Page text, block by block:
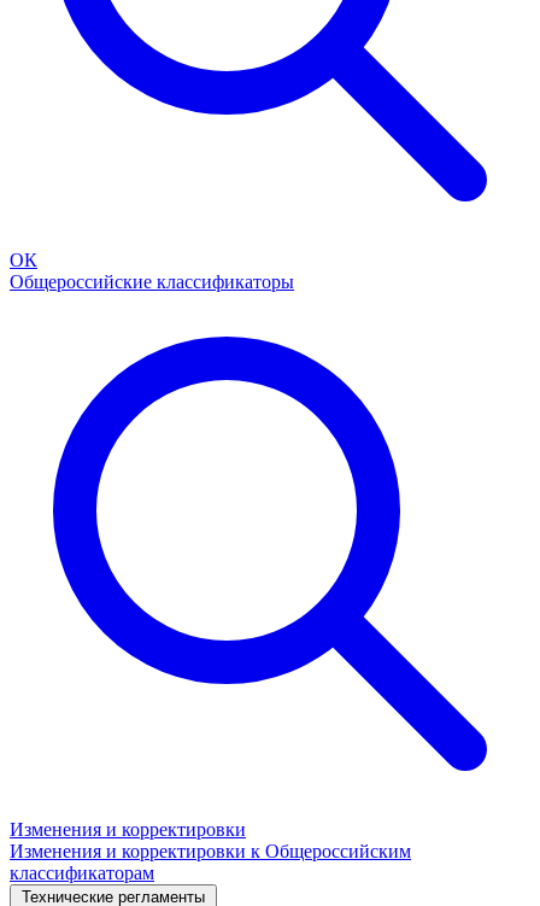
ОК
Общероссийские классификаторы
Изменения и корректировки
Изменения и корректировки к Общероссийским
классификаторам
Технические регламенты